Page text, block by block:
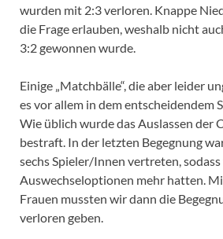
wurden mit 2:3 verloren. Knappe
die Frage erlauben, weshalb nicht
3:2 gewonnen wurde.
Einige „Matchbälle“, die aber leider
es vor allem in dem entscheidendem
Wie üblich wurde das Auslassen der
bestraft. In der letzten Begegnung
sechs Spieler/Innen vertreten,
Auswechseloptionen mehr hatten.
Frauen mussten wir dann die
verloren geben.